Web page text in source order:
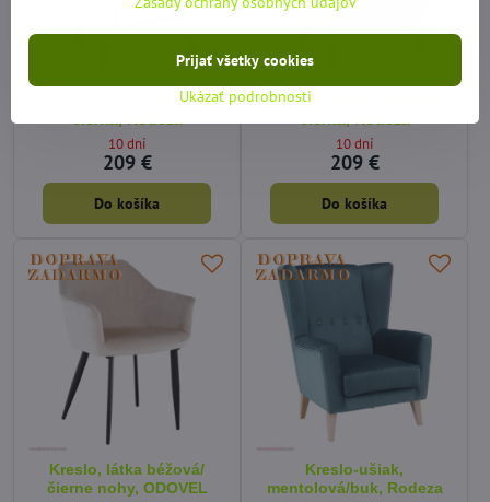
Kreslo-ušiak, krémová/
10 dní
209 €
Do košíka
Kreslo-ušiak, medená/
10 dní
209 €
Do košíka
Kreslo, látka béžová/
čierne nohy, ODOVEL
Kreslo-ušiak,
mentolová/buk, Rodeza
Ukázať podrobnosti
Prijať všetky cookies